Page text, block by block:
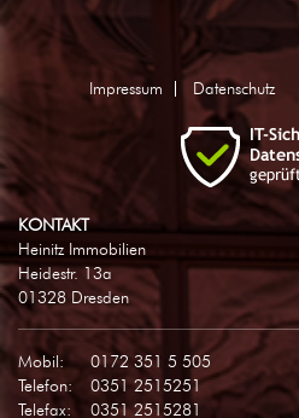
Impressum Datenschutz
KONTAKT
Heinitz Immobilien
Heidestr. 13a
01328 Dresden
Mobil:
0172 351 5 505
Telefon:
0351 2515251
Telefax:
0351 2515281